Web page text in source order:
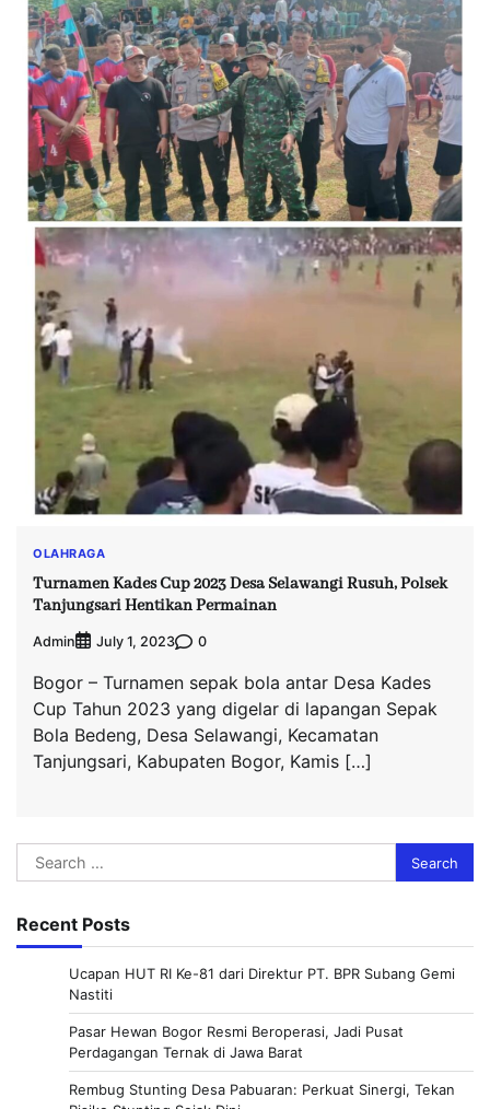
OLAHRAGA
Turnamen Kades Cup 2023 Desa Selawangi Rusuh, Polsek
Tanjungsari Hentikan Permainan
Admin July 1, 2023 0
Bogor – Turnamen sepak bola antar Desa Kades
Cup Tahun 2023 yang digelar di lapangan Sepak
Bola Bedeng, Desa Selawangi, Kecamatan
Tanjungsari, Kabupaten Bogor, Kamis […]
Search
for:
Recent Posts
Ucapan HUT RI Ke-81 dari Direktur PT. BPR Subang Gemi
Nastiti
Pasar Hewan Bogor Resmi Beroperasi, Jadi Pusat
Perdagangan Ternak di Jawa Barat
Rembug Stunting Desa Pabuaran: Perkuat Sinergi, Tekan